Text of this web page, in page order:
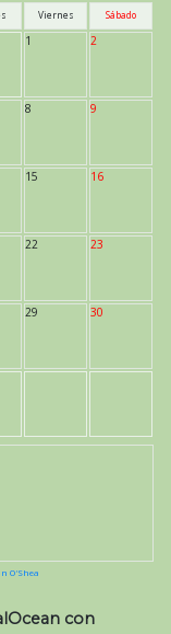
Viernes Sábado
1 2
8 9
15 16
22 23
29 30
O'Shea
con